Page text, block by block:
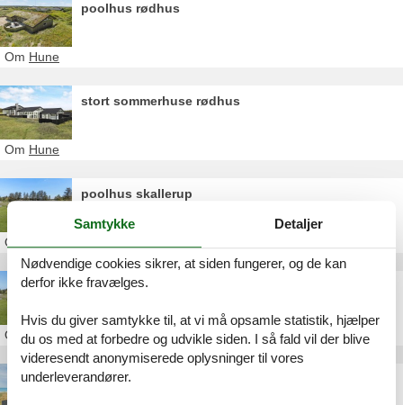
poolhus rødhus
Om Hune
stort sommerhuse rødhus
Om Hune
poolhus skallerup
Om
luksus sommerhus skallerup klit
OmSkallerup Klit
ferie med hund skallerup klit
Samtykke Detaljer
Nødvendige cookies sikrer, at siden fungerer, og de kan
derfor ikke fravælges.
Hvis du giver samtykke til, at vi må opsamle statistik, hjælper
du os med at forbedre og udvikle siden. I så fald vil der blive
videresendt anonymiserede oplysninger til vores
underleverandører.